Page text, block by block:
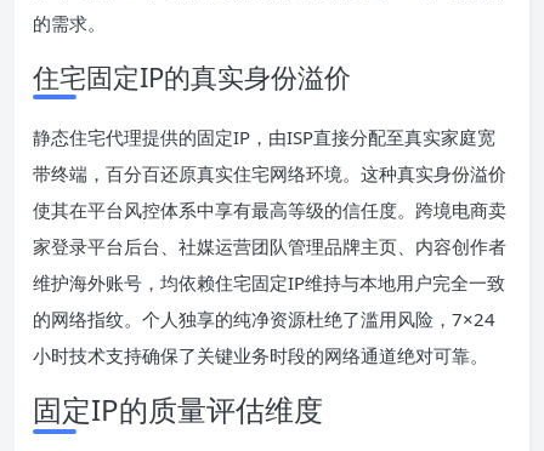
的需求。
住宅固定IP的真实身份溢价
静态住宅代理提供的固定IP，由ISP直接分配至真实家庭宽
带终端，百分百还原真实住宅网络环境。这种真实身份溢价
使其在平台风控体系中享有最高等级的信任度。跨境电商卖
家登录平台后台、社媒运营团队管理品牌主页、内容创作者
维护海外账号，均依赖住宅固定IP维持与本地用户完全一致
的网络指纹。个人独享的纯净资源杜绝了滥用风险，7×24
小时技术支持确保了关键业务时段的网络通道绝对可靠。
固定IP的质量评估维度